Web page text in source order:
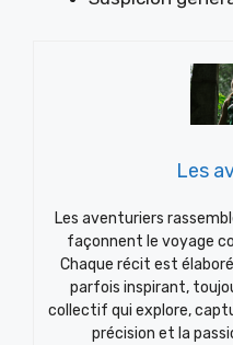
Les
Les aventuriers
façonnent le voyage
Chaque récit est
parfois inspirant,
collectif qui explore,
précision et la